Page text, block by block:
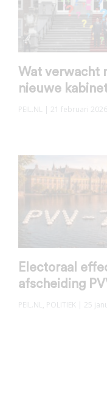
Wat verwacht
nieuwe
PEIL.NL | 21 februari 2026
Electoraal
afscheiding
PEIL.NL, POLITIEK | 25